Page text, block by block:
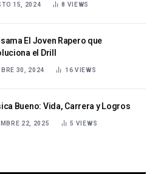
15, 2024 8 VIEWS
El Joven Rapero que
el Drill
30, 2024 16VIEWS
Bueno: Vida, Carrera y Logros
22, 2025 5 VIEWS